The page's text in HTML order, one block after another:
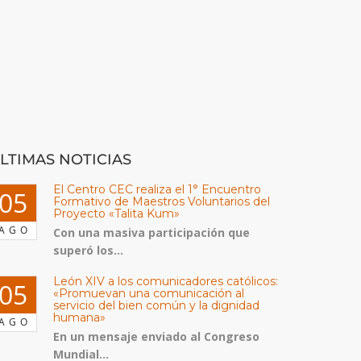
NOTICIAS
El Centro CEC realiza el 1° Encuentro
Formativo de Maestros Voluntarios del
Proyecto «Talita Kum»
Con una masiva participación que
superó los...
León XIV a los comunicadores católicos:
«Promuevan una comunicación al
servicio del bien común y la dignidad
humana»
En un mensaje enviado al Congreso
Mundial...